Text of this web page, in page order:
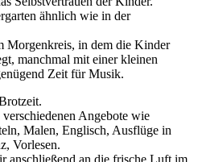
ähnlich wie in der
Morgenkreis, in dem die Kinder
manchmal mit einer kleinen
Zeit für Musik.
Angebote wie
Malen, Englisch, Ausflüge in
Vorlesen.